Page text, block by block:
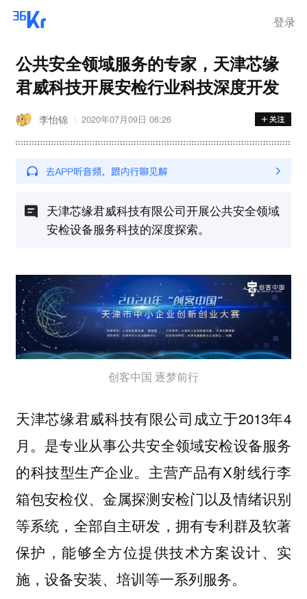
登录
公共安全领域服务的专家，天津芯缘
君威科技开展安检行业科技深度开发
李怡锦 2020年07月09日 06:26
天津芯缘君威科技有限公司开展公共安全领域
安检设备服务科技的深度探索。
创客中国 逐梦前行
天津芯缘君威科技有限公司成立于2013年4
月。是专业从事公共安全领域安检设备服务
的科技型生产企业。主营产品有X射线行李
箱包安检仪、金属探测安检门以及情绪识别
等系统，全部自主研发，拥有专利群及软著
保护，能够全方位提供技术方案设计、实
施，设备安装、培训等一系列服务。